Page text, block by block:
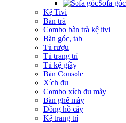
Sofa góc
Kệ Tivi
Bàn trà
Combo bàn trà kệ tivi
Bàn góc, tab
Tủ rượu
Tủ trang trí
Tủ kệ giầy
Bàn Console
Xích đu
Combo xích đu mây
Bàn ghế mây
Đồng hồ cây
Kệ trang trí